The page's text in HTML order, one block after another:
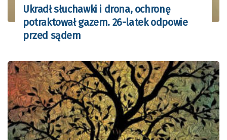
Ukradł słuchawki i drona, ochronę
potraktował gazem. 26-latek odpowie
przed sądem